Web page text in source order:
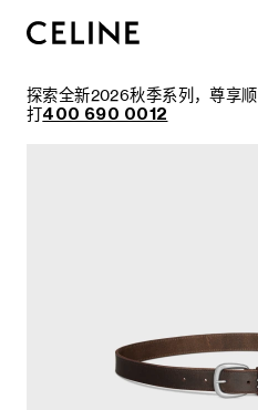
探索全新2026秋季系列，尊享
打400 690 0012